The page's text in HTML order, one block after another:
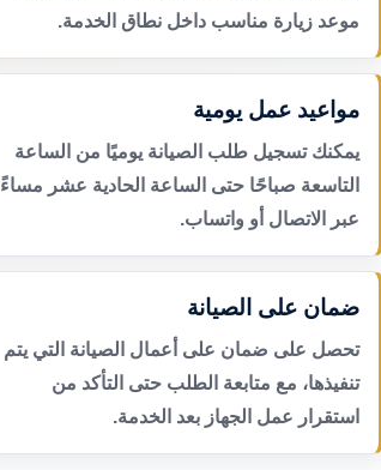
موعد زيارة مناسب داخل نطاق الخدمة.
مواعيد عمل يومية
يمكنك تسجيل طلب الصيانة يوميًا من الساعة
التاسعة صباحًا حتى الساعة الحادية عشر مساءً
عبر الاتصال أو واتساب.
ضمان على الصيانة
تحصل على ضمان على أعمال الصيانة التي يتم
تنفيذها، مع متابعة الطلب حتى التأكد من
استقرار عمل الجهاز بعد الخدمة.